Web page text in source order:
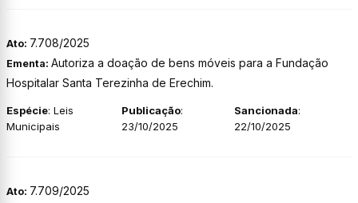
Ato: 7.708/2025
Ementa: Autoriza a doação de bens móveis para a Fundação
Hospitalar Santa Terezinha de Erechim.
Espécie: Leis
Municipais
Publicação:
23/10/2025
Sancionada:
22/10/2025
Ato: 7.709/2025